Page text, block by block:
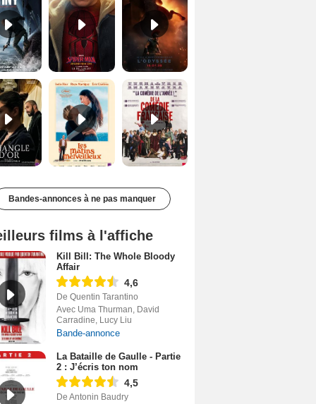
Le Triangle d'or Bande-annonce VF De la Comédie-Française Teaser VF
Bandes-annonces à ne pas manquer
films à l'affiche
Kill Bill: The Whole Bloody
Affair
4,6
De Quentin Tarantino
Avec Uma Thurman, David
Carradine, Lucy Liu
Bande-annonce
La Bataille de Gaulle - Partie
2 : J’écris ton nom
4,5
De Antonin Baudry